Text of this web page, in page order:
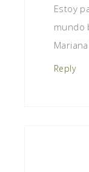
Estoy
mundo
Reply